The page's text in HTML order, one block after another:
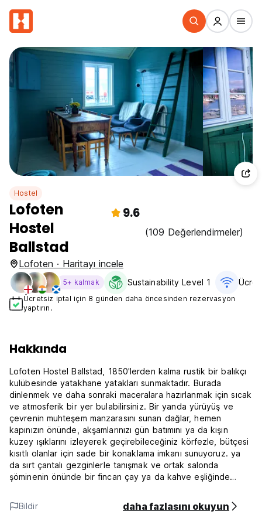
Hostel
Lofoten
Hostel
Ballstad
9.6
(109 Değerlendirmeler)
Lofoten · Haritayı incele
5+ kalmak Sustainability Level 1
Ücretsiz iptal için 8 günden daha öncesinden rezervasyon
yaptırın.
Hakkında
Lofoten Hostel Ballstad, 1850'lerden kalma rustik bir balıkçı
kulübesinde yatakhane yatakları sunmaktadır. Burada
dinlenmek ve daha sonraki maceralara hazırlanmak için sıcak
ve atmosferik bir yer bulabilirsiniz. Bir yanda yürüyüş ve
çevrenin muhteşem manzarasını sunan dağlar, hemen
kapınızın önünde, akşamlarınızı gün batımını ya da kışın
kuzey ışıklarını izleyerek geçirebileceğiniz körfezle, bütçesi
kısıtlı olanlar için sade bir konaklama imkanı sunuyoruz. ya
da sırt çantalı gezginlerle tanışmak ve ortak salonda
şöminenin önünde bir fincan çay ya da kahve eşliğinde
pişirmek isteyenler. Ve sadece dinlenmek ve kafalarını
dağıtmak isteyenler için, rıhtımda arkanıza yaslanın, hatta
Bildir daha fazlasını okuyun